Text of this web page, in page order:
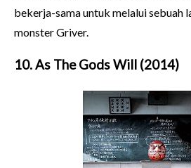
bekerja-sama untuk melalui sebuah
monster Griver.
10. As The Gods Will (2014)